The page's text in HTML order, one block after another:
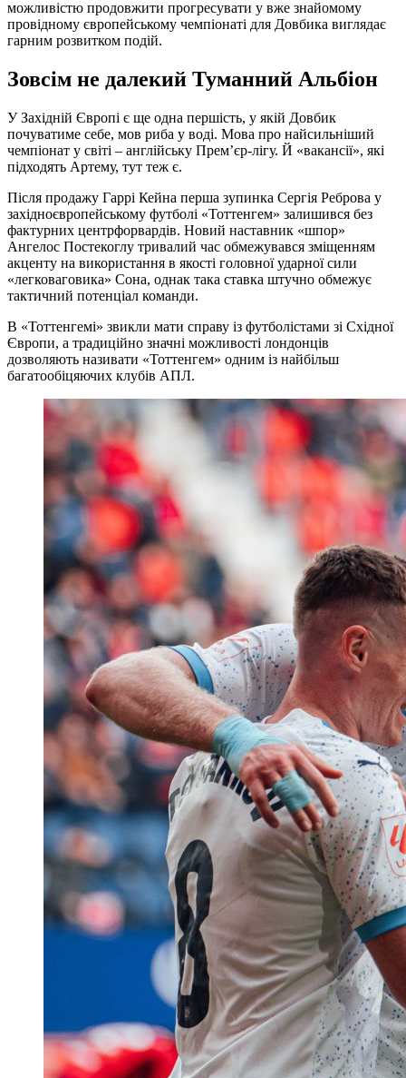
можливістю продовжити прогресувати у вже знайомому
провідному європейському чемпіонаті для Довбика виглядає
гарним розвитком подій.
Зовсім не далекий Туманний Альбіон
У Західній Європі є ще одна першість, у якій Довбик
почуватиме себе, мов риба у воді. Мова про найсильніший
чемпіонат у світі – англійську Прем’єр-лігу. Й «вакансії», які
підходять Артему, тут теж є.
Після продажу Гаррі Кейна перша зупинка Сергія Реброва у
західноєвропейському футболі «Тоттенгем» залишився без
фактурних центрфорвардів. Новий наставник «шпор»
Ангелос Постекоглу тривалий час обмежувався зміщенням
акценту на використання в якості головної ударної сили
«легковаговика» Сона, однак така ставка штучно обмежує
тактичний потенціал команди.
В «Тоттенгемі» звикли мати справу із футболістами зі Східної
Європи, а традиційно значні можливості лондонців
дозволяють називати «Тоттенгем» одним із найбільш
багатообіцяючих клубів АПЛ.